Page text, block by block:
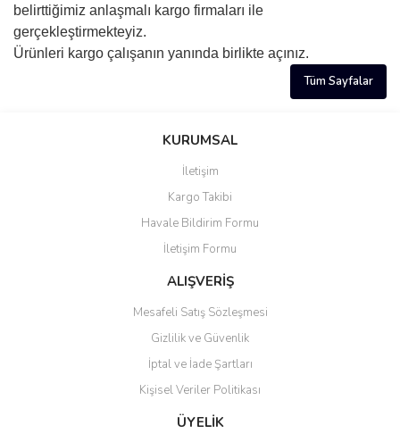
belirttiğimiz anlaşmalı kargo firmaları ile
gerçekleştirmekteyiz.
Ürünleri kargo çalışanın yanında birlikte açınız.
Tüm Sayfalar
KURUMSAL
İletişim
Kargo Takibi
Havale Bildirim Formu
İletişim Formu
ALIŞVERİŞ
Mesafeli Satış Sözleşmesi
Gizlilik ve Güvenlik
İptal ve İade Şartları
Kişisel Veriler Politikası
ÜYELİK